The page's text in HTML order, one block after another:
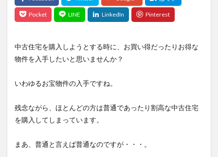
中古住宅を購入しようとする時に、お買い得だったりお得な
物件を入手したいと思いませんか？
いわゆるお宝物件の入手ですね。
残念ながら、ほとんどの方は普通であったり割高な中古住宅
を購入してしまっています。
まあ、普通と言えば普通なのですが・・・。